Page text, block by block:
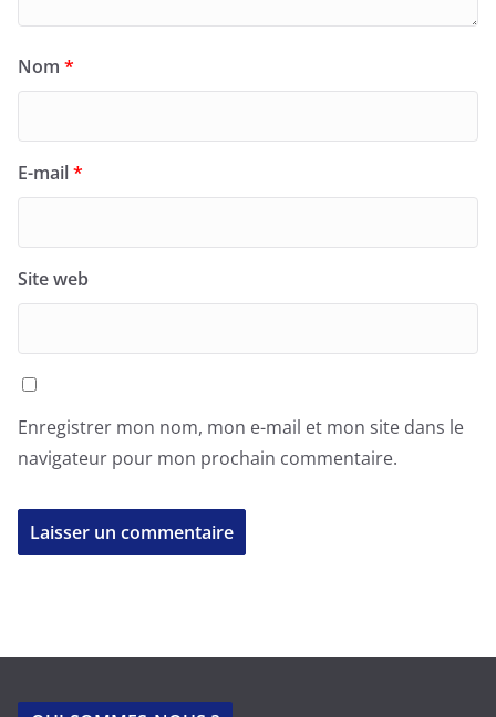
Nom *
E-mail*
Site web
Enregistrer mon nom, mon e-mail et mon site dans le
navigateur pour mon prochain commentaire.